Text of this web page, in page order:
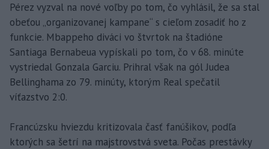
Pérez vyzval na nové voľby po tom, čo vyhlásil, že sa stal
obeťou „organizovanej kampane“ s cieľom zosadiť ho z
funkcie. Mbappeho diváci vo štvrtok na štadióne
Santiaga Bernabeua vypískali po tom, čo v 68. minúte
vystriedal Gonzala Garciu. Prihral však na gól Judea
Bellinghama zo 79. minúty, ktorým Real spečatil
víťazstvo 2:0.
Francúzsku hviezdu kritizovala časť fanúšikov, podľa
ktorých sa šetrí na majstrovstvá sveta. Počas prestávky